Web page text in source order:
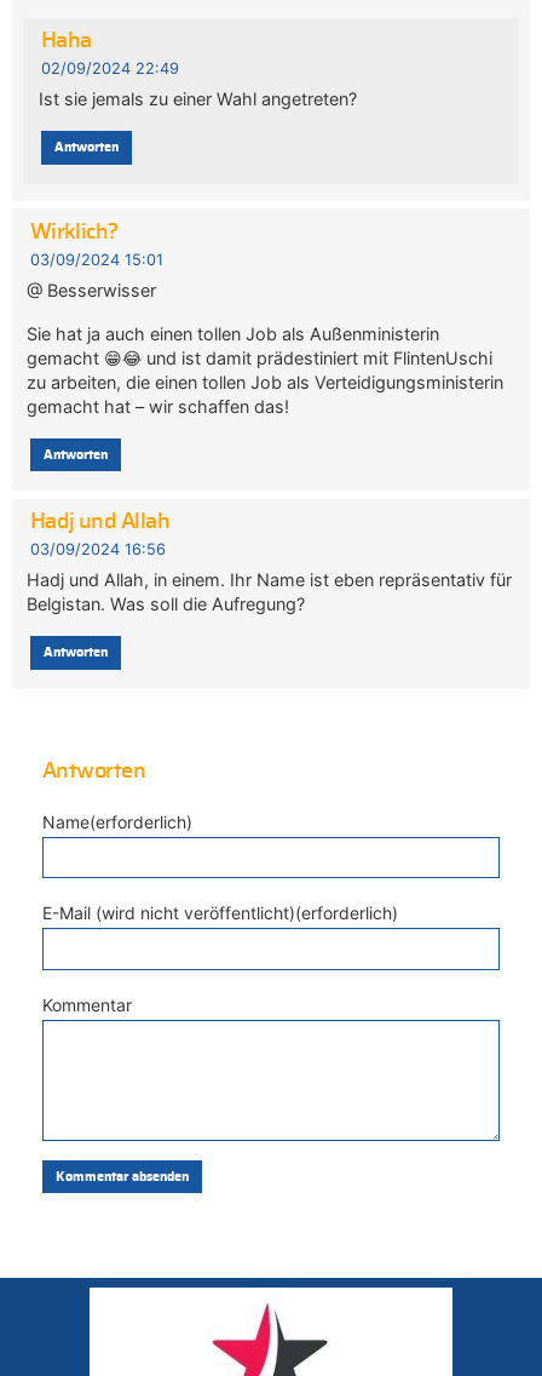
Haha
02/09/2024 22:49
Ist sie jemals zu einer Wahl angetreten?
Antworten
Wirklich?
03/09/2024 15:01
@ Besserwisser
Sie hat ja auch einen tollen Job als Außenministerin
gemacht 😁😂 und ist damit prädestiniert mit FlintenUschi
zu arbeiten, die einen tollen Job als Verteidigungsministerin
gemacht hat – wir schaffen das!
Antworten
Hadj und Allah
03/09/2024 16:56
Hadj und Allah, in einem. Ihr Name ist eben repräsentativ für
Belgistan. Was soll die Aufregung?
Antworten
Antworten
Name(erforderlich)
E-Mail (wird nicht veröffentlicht)(erforderlich)
Kommentar